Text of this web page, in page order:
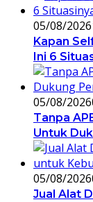
05/08/2026
Kapan
Ini 6
05/08/2026
Tanpa
Untuk
05/08/2026
Jual Alat